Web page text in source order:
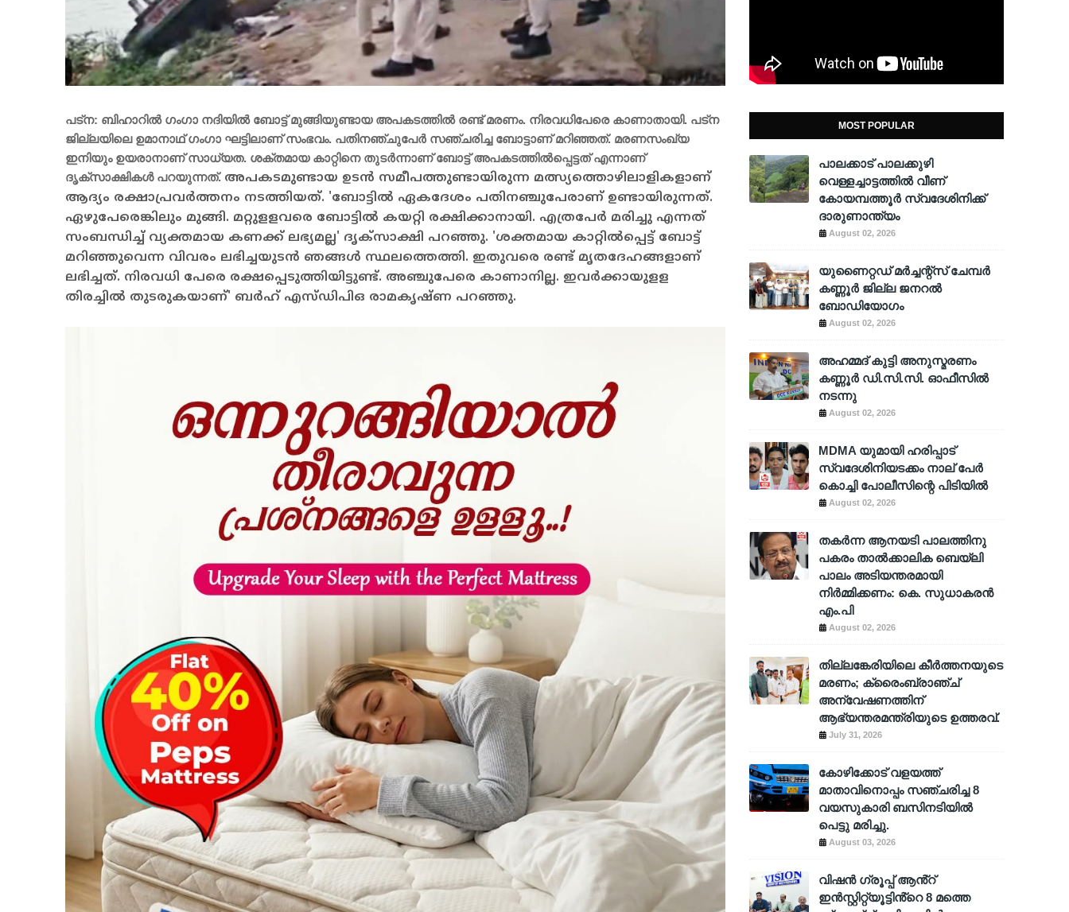
പട്‌ന: ബിഹാറില്‍ ഗംഗാ നദിയില്‍ ബോട്ട് മുങ്ങിയുണ്ടായ അപകടത്തില്‍ രണ്ട് മരണം. നിരവധിപേരെ കാണാതായി. പട്‌ന
ജില്ലയിലെ ഉമാനാഥ് ഗംഗാ ഘട്ടിലാണ് സംഭവം. പതിനഞ്ചുപേര്‍ സഞ്ചരിച്ച ബോട്ടാണ് മറിഞ്ഞത്. മരണസംഖ്യ
ഇനിയും ഉയരാനാണ് സാധ്യത. ശക്തമായ കാറ്റിനെ തുടര്‍ന്നാണ് ബോട്ട് അപകടത്തില്‍പ്പെട്ടത് എന്നാണ്
ദൃക്‌സാക്ഷികള്‍ പറയുന്നത്. അപകടമുണ്ടായ ഉടന്‍ സമീപത്തുണ്ടായിരുന്ന മത്സ്യത്തൊഴിലാളികളാണ്
ആദ്യം രക്ഷാപ്രവര്‍ത്തനം നടത്തിയത്. 'ബോട്ടില്‍ ഏകദേശം പതിനഞ്ചുപേരാണ് ഉണ്ടായിരുന്നത്.
ഏഴുപേരെങ്കിലും മുങ്ങി. മറ്റുളളവരെ ബോട്ടില്‍ കയറ്റി രക്ഷിക്കാനായി. എത്രപേര്‍ മരിച്ചു എന്നത്
സംബന്ധിച്ച് വ്യക്തമായ കണക്ക് ലഭ്യമല്ല' ദൃക്‌സാക്ഷി പറഞ്ഞു. 'ശക്തമായ കാറ്റില്‍പ്പെട്ട് ബോട്ട്
മറിഞ്ഞുവെന്ന വിവരം ലഭിച്ചയുടന്‍ ഞങ്ങള്‍ സ്ഥലത്തെത്തി. ഇതുവരെ രണ്ട് മൃതദേഹങ്ങളാണ്
ലഭിച്ചത്. നിരവധി പേരെ രക്ഷപ്പെടുത്തിയിട്ടുണ്ട്. അഞ്ചുപേരെ കാണാനില്ല. ഇവര്‍ക്കായുളള
തിരച്ചില്‍ തുടരുകയാണ്' ബര്‍ഹ് എസ്ഡിപിഒ രാമകൃഷ്ണ പറഞ്ഞു.
MOST POPULAR
പാലക്കാട് പാലക്കുഴി
വെള്ളച്ചാട്ടത്തില്‍ വീണ്
കോയമ്പത്തൂര്‍ സ്വദേശിനിക്ക്
ദാരുണാന്ത്യം
August 02, 2026
യുണൈറ്റഡ് മർച്ചന്റ്സ് ചേമ്പർ
കണ്ണൂർ ജില്ല ജനറൽ
ബോഡിയോഗം
August 02, 2026
അഹമ്മദ് കുട്ടി അനുസ്മരണം
കണ്ണൂർ ഡി.സി.സി. ഓഫീസിൽ
നടന്നു
August 02, 2026
MDMA യുമായി ഹരിപ്പാട്
സ്വദേശിനിയടക്കം നാല് പേർ
കൊച്ചി പോലീസിന്റെ പിടിയിൽ
August 02, 2026
തകർന്ന ആനയടി പാലത്തിനു
പകരം താൽക്കാലിക ബെയ്‌ലി
പാലം അടിയന്തരമായി
നിർമ്മിക്കണം: കെ. സുധാകരൻ
എം.പി
August 02, 2026
തില്ലങ്കേരിയിലെ കീർത്തനയുടെ
മരണം; ക്രൈംബ്രാഞ്ച്
അന്വേഷണത്തിന്
ആഭ്യന്തരമന്ത്രിയുടെ ഉത്തരവ്.
July 31, 2026
കോഴിക്കോട് വളയത്ത്
മാതാവിനൊപ്പം സഞ്ചരിച്ച 8
വയസുകാരി ബസിനടിയിൽ
പെട്ടു മരിച്ചു.
August 03, 2026
വിഷൻ ഗ്രൂപ്പ് ആൻ്റ്
ഇൻസ്റ്റിറ്റ്യൂട്ടിൻ്റെ 8 മത്തെ